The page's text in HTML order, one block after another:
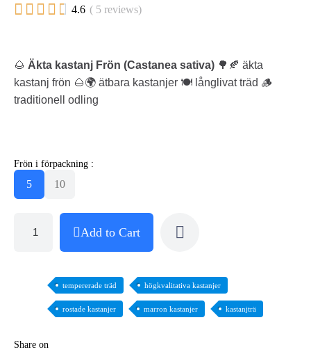
     4.6 ( 5 reviews)
🌰 Äkta kastanj Frön (Castanea sativa) 🌳🍂 äkta
kastanj frön 🌰🌍 ätbara kastanjer 🍽️ långlivat träd 🪵
traditionell odling
Frön i förpackning :
5 10
Add to Cart
tempererade träd högkvalitativa kastanjer
rostade kastanjer marron kastanjer kastanjträ
Share on